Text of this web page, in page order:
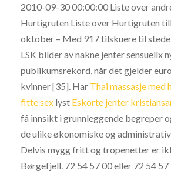
2010-09-30 00:00:00 Liste over
Hurtigruten Liste over Hurtigruten
oktober – Med 917 tilskuere til stede
LSK bilder av nakne jenter sensuellx
publikumsrekord, når det gjelder
kvinner [35]. Har Thai massasje med
fitte sex lyst Eskorte jenter
få innsikt i grunnleggende begreper
de ulike økonomiske og
Delvis mygg fritt og tropenetter er
Børgefjell. 72 54 57 00 eller 72 54